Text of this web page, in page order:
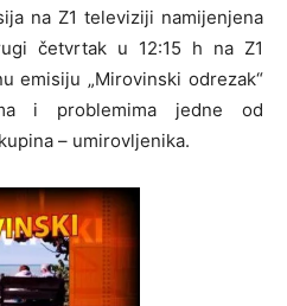
na Z1 televiziji namijenjena
četvrtak u 12:15 h na Z1
emisiju „Mirovinski odrezak“
i problemima jedne od
– umirovljenika.